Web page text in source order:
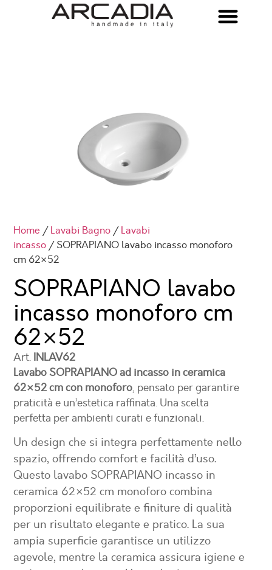
Home /Lavabi Bagno /Lavabi
incasso / SOPRAPIANO lavabo incasso monoforo
cm 62×52
SOPRAPIANO lavabo
incasso monoforo cm
62×52
Art. INLAV62
Lavabo SOPRAPIANO ad incasso in ceramica
62×52 cm con monoforo, pensato per garantire
praticità e un’estetica raffinata. Una scelta
perfetta per ambienti curati e funzionali.
Un design che si integra perfettamente nello
spazio, offrendo comfort e facilità d’uso.
Questo lavabo SOPRAPIANO incasso in
ceramica 62×52 cm monoforo combina
proporzioni equilibrate e finiture di qualità
per un risultato elegante e pratico. La sua
ampia superficie garantisce un utilizzo
agevole, mentre la ceramica assicura igiene e